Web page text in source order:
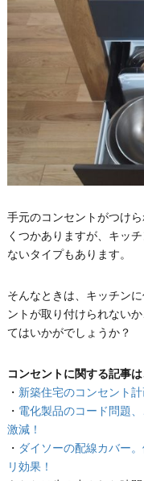
手元のコンセントがつけ
くつかありますが、キッ
ないタイプもあります。
そんなときは、キッチン
ントが取り付けられない
てはいかがでしょうか？
コンセントに関する記事は
・ 新築住宅のコンセント
・ 電化製品のコード問題
激減！
・ ダイソーの配線カバー
リ効果！